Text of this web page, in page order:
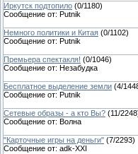
Иркутск подтопило (0/1180)
Сообщение от: Putnik
Немного политики и Китая (0/1102)
Сообщение от: Putnik
Премьера спектакля! (0/1046)
Сообщение от: Незабудка
Бесплатное выделение земли (4/
Сообщение от: Putnik
Сетевые образы - а кто Вы? (11/2248
Сообщение от: Волна
"Карточные игры на деньги" (7/2293)
Сообщение от: adk-XXI